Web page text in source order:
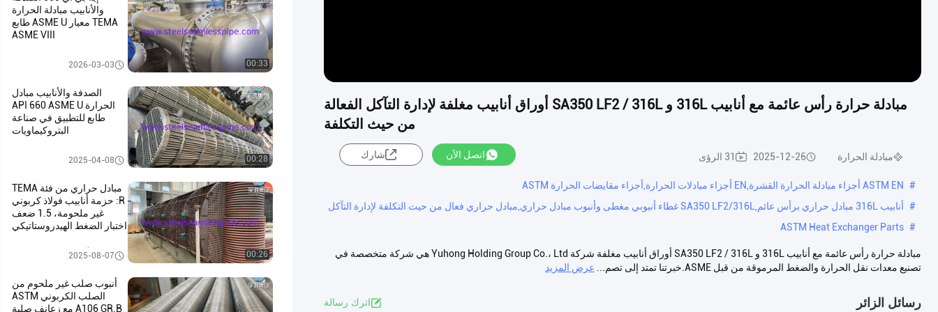
مبادلة حرارة رأس عائمة مع أنابيب 316L و SA350 LF2 / 316L أوراق أنابيب مغلفة لإدارة التآكل الفعالة
من حيث التكلفة
مبادلة الحرارة 2025-12-26 31 الرؤى اتصل الآن شارك
# ASTM EN أجزاء مبادلة الحرارة القشرة,EN أجزاء مبادلات الحرارة,أجزاء مقايضات الحرارة ASTM
# أنابيب 316L مبادل حراري برأس عائم,SA350 LF2/316L غطاء أنبوبي مغطى وأنبوب مبادل حراري,مبادل حراري فعال من حيث التكلفة لإدارة التآكل
#
ASTM Heat Exchanger Parts
مبادلة حرارة رأس عائمة مع أنابيب 316L و SA350 LF2 / 316L أوراق أنابيب مغلفة شركة Yuhong Holding Group Co.، Ltd هي شركة متخصصة في
تصنيع معدات نقل الحرارة والضغط المرموقة من قبل ASME.خبرتنا تمتد إلى تصم...
عرض المزيد
رسائل الزائر اترك رسالة
00:33
والأنابيب مبادلة الحرارة
TEMA معيار ASME U طابع
ASME VIII
2026-03-03
00:28
الصدفة والأنابيب مبادل
الحرارة API 660 ASME U
طابع للتطبيق في صناعة
البتروكيماويات
2025-04-08
00:26
مبادل حراري من فئة TEMA
R: حزمة أنابيب فولاذ كربوني
غير ملحومة، 1.5 ضعف
اختبار الضغط الهيدروستاتيكي
حزمة أنابيب المبادل الحراري
2025-08-07
أنبوب صلب غير ملحوم من
الصلب الكربوني ASTM
A106 GR.B مع زعانف صلبة